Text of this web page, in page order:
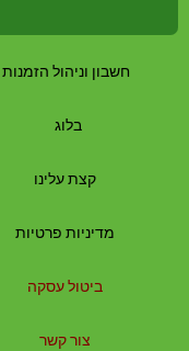
חשבון וניהול הזמנות
בלוג
קצת עלינו
מדיניות פרטיות
ביטול עסקה
צור קשר